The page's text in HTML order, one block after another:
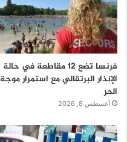
فرنسا تضع 12 مقاطعة في حالة
الإنذار البرتقالي مع استمرار موجة
الحر
أغسطس 8, 2026